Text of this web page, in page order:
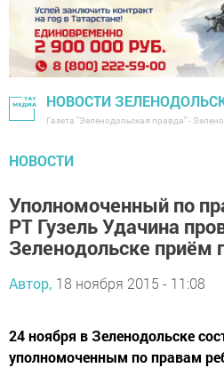
НОВОСТИ
Газета "Зеленодольская правда" -
НОВОСТИ
Уполномоченный по
РТ Гузель Удачина
Зеленодольске приём
Автор, 18 ноября 2015 - 11:08
24 ноября в Зеленодольске
уполномоченным по правам